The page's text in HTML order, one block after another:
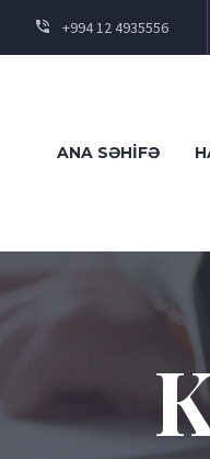
+994 12 4935556
ANA SƏHIFƏ